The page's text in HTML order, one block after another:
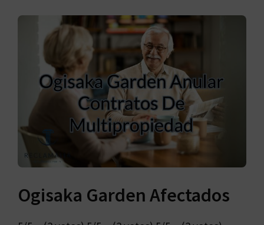
Ogisaka Garden Afectados